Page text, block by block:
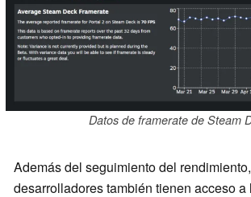
Datos de framerate de Steam
Además del seguimiento del
desarrolladores también tienen acceso